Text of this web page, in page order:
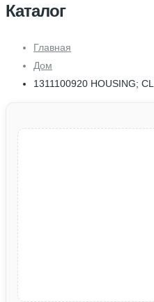
Каталог
Главная
Дом
1311100920 HOUSING;